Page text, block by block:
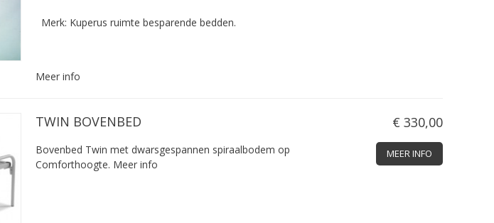
Merk: Kuperus ruimte besparende bedden.
Meer info
TWIN BOVENBED € 330,00
MEER INFO
Bovenbed Twin met dwarsgespannen spiraalbodem op
Comforthoogte. Meer info